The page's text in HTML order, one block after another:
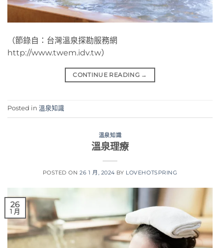
（節錄自：台灣溫泉探勘服務網
http://www.twem.idv.tw）
CONTINUE READING →
Posted in 溫泉知識
溫泉知識
溫泉理療
POSTED ON26 1 月, 2024 BY LOVEHOTSPRING
26
1 月